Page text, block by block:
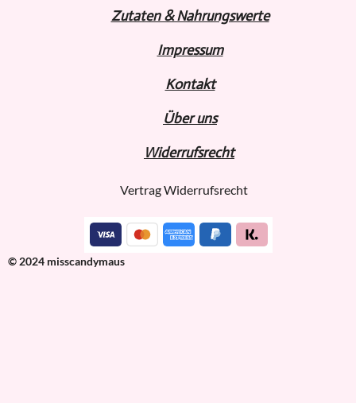
Zutaten & Nahrungswerte
Impressum
Kontakt
Über uns
Widerrufsrecht
Vertrag Widerrufsrecht
© 2024 misscandymaus